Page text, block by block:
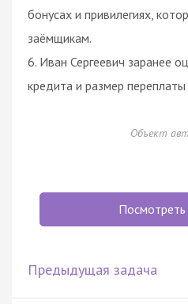
бонусах и привилегиях,
заёмщикам.
6. Иван Сергеевич заранее
кредита и размер переплаты
Объект
Предыдущая задача